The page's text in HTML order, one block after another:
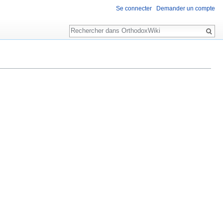
Se connecter Demander un compte
Rechercher